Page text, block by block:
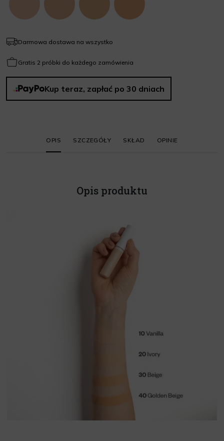
Darmowa dostawa na wszystko
Gratis 2 próbki do każdego zamówienia
Kup teraz, zapłać po 30 dniach
OPIS SZCZEGÓŁY SKŁAD OPINIE
Opis produktu